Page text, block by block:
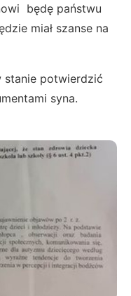
będę państwu
miał szanse na
potwierdzić
syna.